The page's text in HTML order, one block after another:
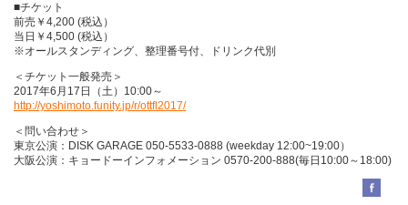
■チケット
前売￥4,200 (税込）
当日￥4,500 (税込）
※オールスタンディング、整理番号付、ドリンク代別
＜チケット一般発売＞
2017年6月17日（土）10:00～
http://yoshimoto.funity.jp/r/ottfl2017/
＜問い合わせ＞
東京公演：DISK GARAGE 050-5533-0888 (weekday 12:00~19:00）
大阪公演：キョードーインフォメーション 0570-200-888(毎日10:00～18:00)